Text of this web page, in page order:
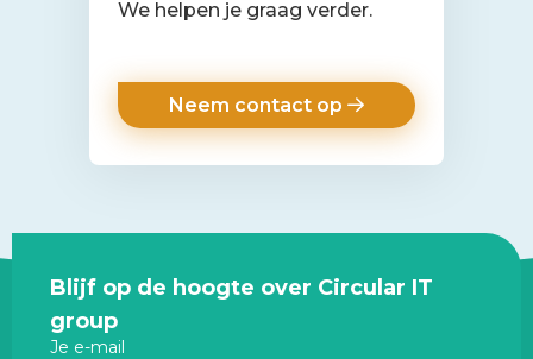
We helpen je graag verder.
Neem contact op
Site
footer
Blijf op de hoogte over Circular IT
group
Je e-mail